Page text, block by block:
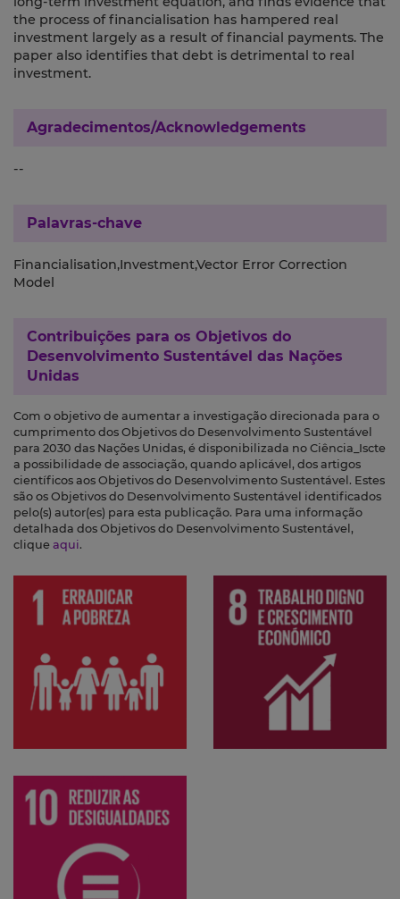
the process of financialisation has hampered real
investment largely as a result of financial payments. The
paper also identifies that debt is detrimental to real
investment.
Agradecimentos/Acknowledgements
--
Palavras-chave
Financialisation,Investment,Vector Error Correction
Model
Contribuições para os Objetivos do
Desenvolvimento Sustentável das Nações
Unidas
Com o objetivo de aumentar a investigação direcionada para o
cumprimento dos Objetivos do Desenvolvimento Sustentável
para 2030 das Nações Unidas, é disponibilizada no Ciência_Iscte
a possibilidade de associação, quando aplicável, dos artigos
científicos aos Objetivos do Desenvolvimento Sustentável. Estes
são os Objetivos do Desenvolvimento Sustentável identificados
pelo(s) autor(es) para esta publicação. Para uma informação
detalhada dos Objetivos do Desenvolvimento Sustentável,
clique aqui.